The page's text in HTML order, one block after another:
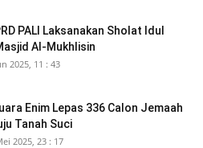
PALI Laksanakan Sholat Idul
Al-Mukhlisin
2025, 11 : 43
Enim Lepas 336 Calon Jemaah
Tanah Suci
2025, 23 : 17